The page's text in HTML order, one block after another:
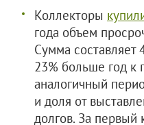
Коллекторы
года объем
Сумма составляет
23% больше год к
аналогичный
и доля от
долгов. За первый